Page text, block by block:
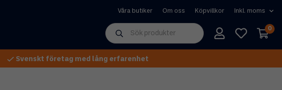
Våra butiker Om oss Köpvillkor
0
Svenskt företag med lång erfarenhet